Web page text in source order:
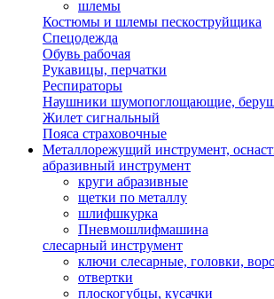
шлемы
Костюмы и шлемы пескоструйщика
Спецодежда
Обувь рабочая
Рукавицы, перчатки
Респираторы
Наушники шумопоглощающие,
Жилет сигнальный
Пояса страховочные
Металлорежущий инструмент,
абразивный инструмент
круги абразивные
щетки по металлу
шлифшкурка
Пневмошлифмашина
слесарный инструмент
ключи слесарные, головки,
отвертки
плоскогубцы, кусачки